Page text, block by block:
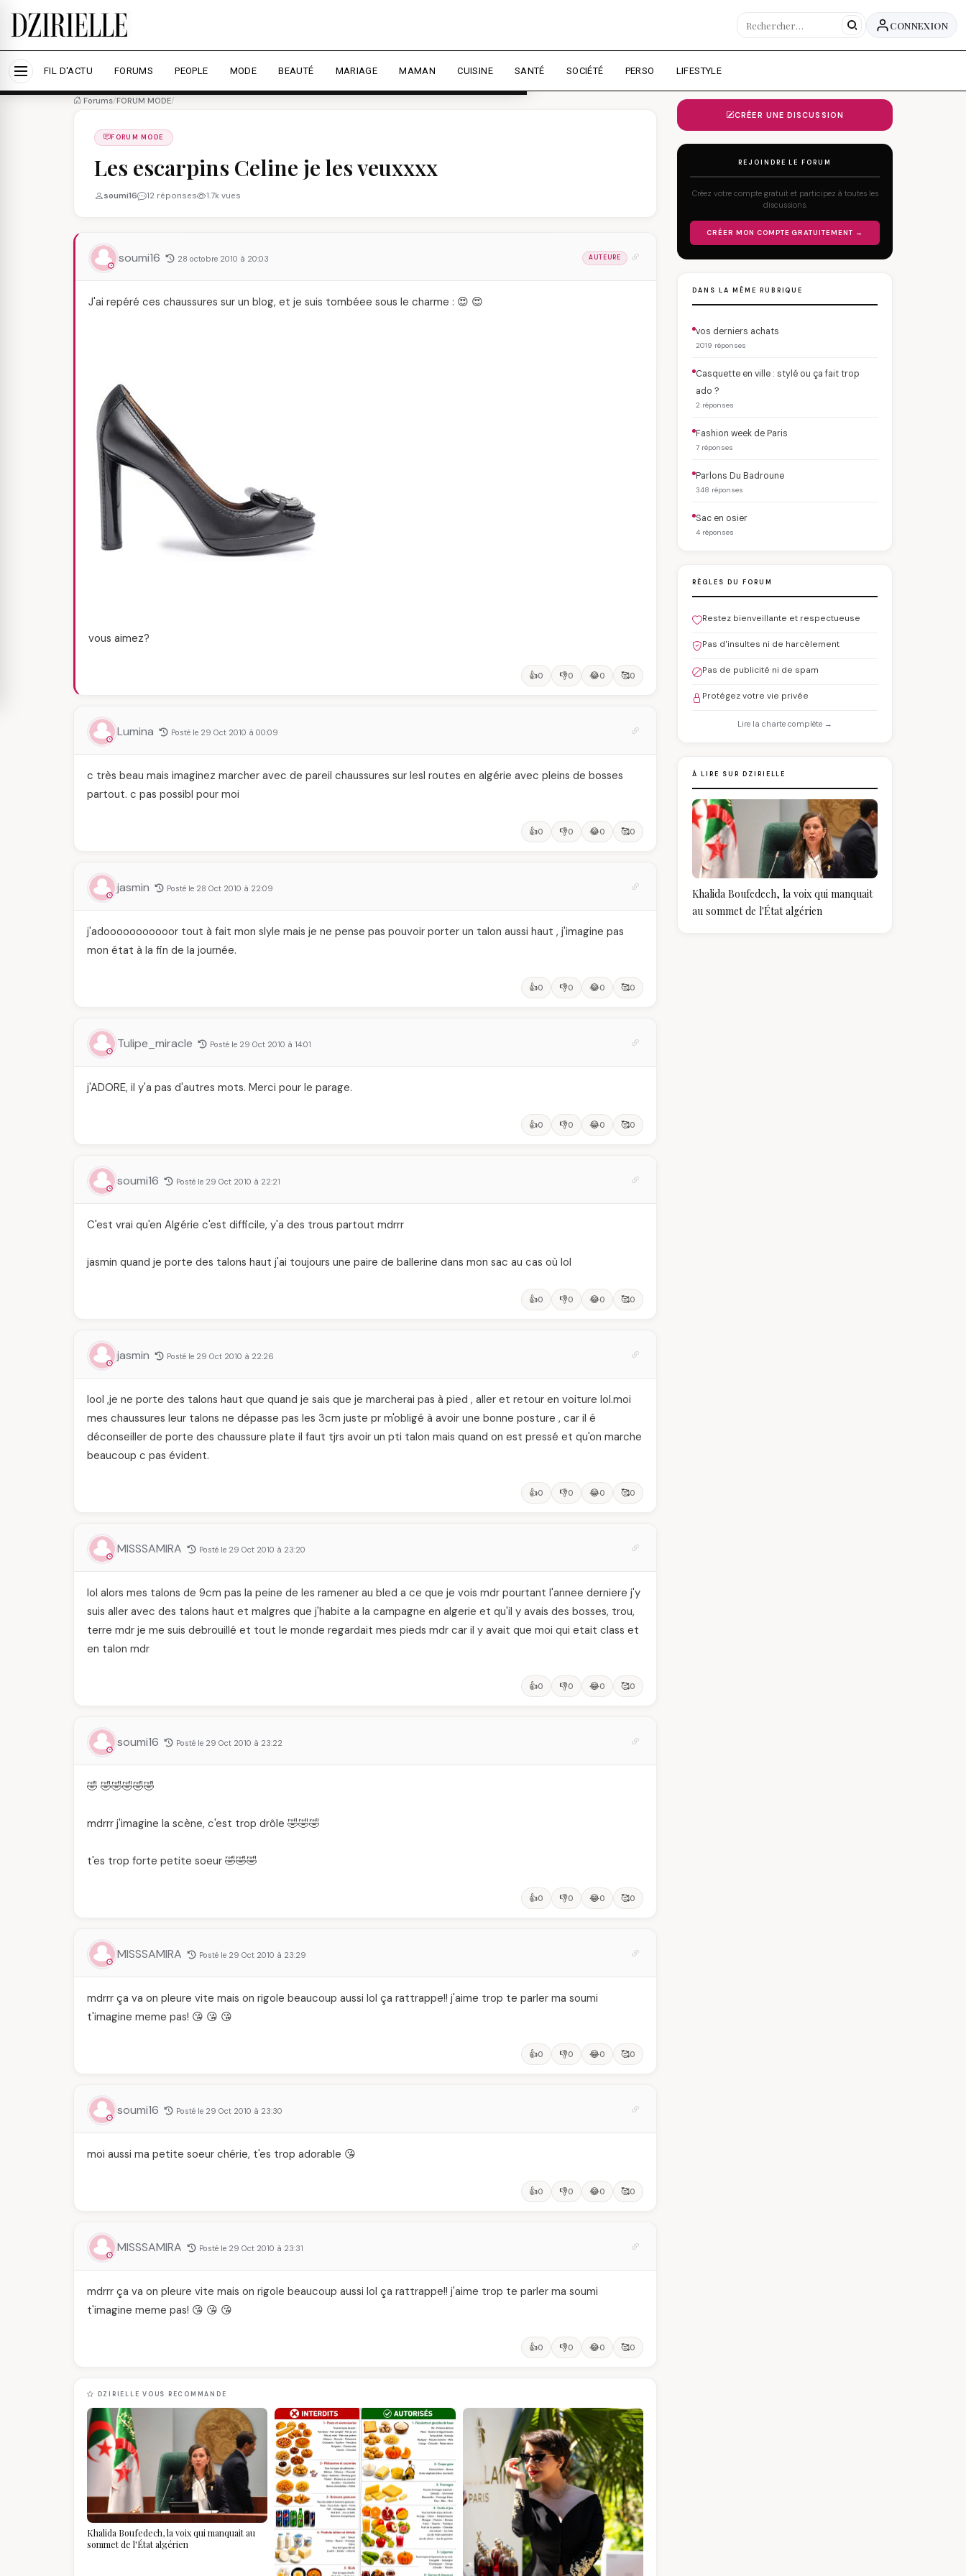
Nous utilisons des cookies pour améliorer votre expérience et mesurer l'audience.
Accepter tout Personnaliser
CONNEXION
FIL D'ACTU FORUMS PEOPLE MODE BEAUTÉ MARIAGE MAMAN CUISINE SANTÉ SOCIÉTÉ PERSO LIFESTYLE
Forums/FORUM MODE/
FORUM MODE
Les escarpins Celine je les veuxxxx
soumi16 12 réponses 1.7k vues
soumi16 28 octobre 2010 à 20:03 AUTEURE
J'ai repéré ces chaussures sur un blog, et je suis tombéee sous le charme : 😍 😍
vous aimez?
👍0 👎0 😂0 🥰0
Lumina Posté le 29 Oct 2010 à 00:09
c très beau mais imaginez marcher avec de pareil chaussures sur lesl routes en algérie avec pleins de bosses
partout. c pas possibl pour moi
👍0 👎0 😂0 🥰0
jasmin Posté le 28 Oct 2010 à 22:09
j'adooooooooooor tout à fait mon slyle mais je ne pense pas pouvoir porter un talon aussi haut , j'imagine pas
mon état à la fin de la journée.
👍0 👎0 😂0 🥰0
Tulipe_miracle Posté le 29 Oct 2010 à 14:01
j'ADORE, il y'a pas d'autres mots. Merci pour le parage.
👍0 👎0 😂0 🥰0
soumi16 Posté le 29 Oct 2010 à 22:21
C'est vrai qu'en Algérie c'est difficile, y'a des trous partout mdrrr
jasmin quand je porte des talons haut j'ai toujours une paire de ballerine dans mon sac au cas où lol
👍0 👎0 😂0 🥰0
jasmin Posté le 29 Oct 2010 à 22:26
lool ,je ne porte des talons haut que quand je sais que je marcherai pas à pied , aller et retour en voiture lol.moi
mes chaussures leur talons ne dépasse pas les 3cm juste pr m'obligé à avoir une bonne posture , car il é
déconseiller de porte des chaussure plate il faut tjrs avoir un pti talon mais quand on est pressé et qu'on marche
beaucoup c pas évident.
👍0 👎0 😂0 🥰0
MISSSAMIRA Posté le 29 Oct 2010 à 23:20
lol alors mes talons de 9cm pas la peine de les ramener au bled a ce que je vois mdr pourtant l'annee derniere j'y
suis aller avec des talons haut et malgres que j'habite a la campagne en algerie et qu'il y avais des bosses, trou,
terre mdr je me suis debrouillé et tout le monde regardait mes pieds mdr car il y avait que moi qui etait class et
en talon mdr
👍0 👎0 😂0 🥰0
soumi16 Posté le 29 Oct 2010 à 23:22
🤣 🤣🤣🤣🤣🤣
mdrrr j'imagine la scène, c'est trop drôle 🤣🤣🤣
t'es trop forte petite soeur 🤣🤣🤣
👍0 👎0 😂0 🥰0
MISSSAMIRA Posté le 29 Oct 2010 à 23:29
mdrrr ça va on pleure vite mais on rigole beaucoup aussi lol ça rattrappe!! j'aime trop te parler ma soumi
t'imagine meme pas! 😘 😘 😘
👍0 👎0 😂0 🥰0
soumi16 Posté le 29 Oct 2010 à 23:30
moi aussi ma petite soeur chérie, t'es trop adorable 😘
👍0 👎0 😂0 🥰0
MISSSAMIRA Posté le 29 Oct 2010 à 23:31
mdrrr ça va on pleure vite mais on rigole beaucoup aussi lol ça rattrappe!! j'aime trop te parler ma soumi
t'imagine meme pas! 😘 😘 😘
👍0 👎0 😂0 🥰0
DZIRIELLE VOUS RECOMMANDE
Khalida Boufedech, la voix qui manquait au
sommet de l'État algérien
CRÉER UNE DISCUSSION
REJOINDRE LE FORUM
Créez votre compte gratuit et participez à toutes les
discussions.
CRÉER MON COMPTE GRATUITEMENT →
DANS LA MÊME RUBRIQUE
vos derniers achats
2019 réponses
Casquette en ville : stylé ou ça fait trop
ado ?
2 réponses
Fashion week de Paris
7 réponses
Parlons Du Badroune
348 réponses
Sac en osier
4 réponses
RÈGLES DU FORUM
Restez bienveillante et respectueuse
Pas d'insultes ni de harcèlement
Pas de publicité ni de spam
Protégez votre vie privée
Lire la charte complète →
À LIRE SUR DZIRIELLE
Khalida Boufedech, la voix qui manquait
au sommet de l'État algérien